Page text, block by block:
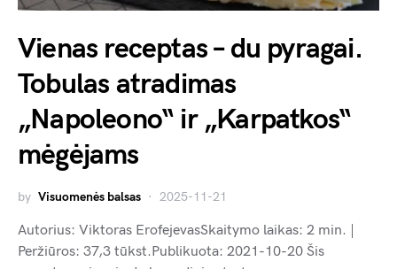
Vienas receptas – du pyragai.
Tobulas atradimas
„Napoleono“ ir „Karpatkos“
mėgėjams
by Visuomenės balsas 2025-11-21
Autorius: Viktoras ErofejevasSkaitymo laikas: 2 min. |
Peržiūros: 37,3 tūkst.Publikuota: 2021-10-20 Šis